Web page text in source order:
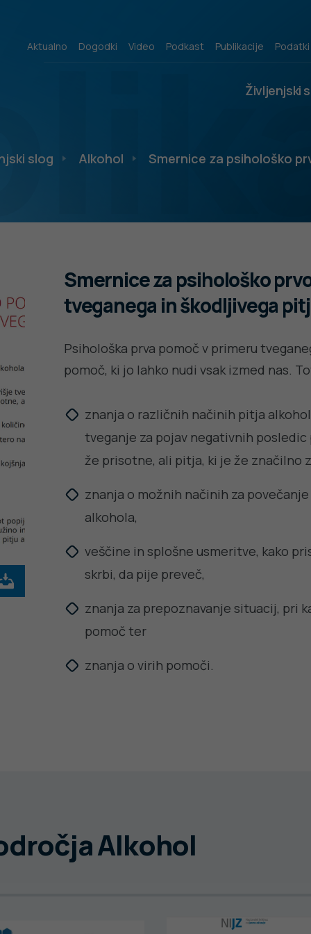
Aktualno Dogodki Video Podkast Publikacije Podatki
Življenjski
slog Alkohol
Smernice za psihološko
Smernice za psihološko
tveganega in škodljivega
Psihološka prva pomoč v primeru
pomoč, ki jo lahko nudi vsak izmed nas.
znanja o različnih načinih pitja
tveganje za pojav negativnih
že prisotne, ali pitja, ki je že značilno
znanja o možnih načinih za
alkohola,
veščine in splošne usmeritve, kako
skrbi, da pije preveč,
znanja za prepoznavanje situacij, pri
pomoč ter
znanja o virih pomoči.
Alkohol